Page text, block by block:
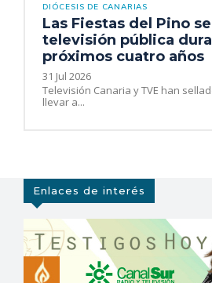
DIÓCESIS DE CANARIAS
Las Fiestas del Pino
televisión pública
próximos cuatro años
31 Jul 2026
Televisión Canaria y TVE han
llevar a...
Enlaces de interés